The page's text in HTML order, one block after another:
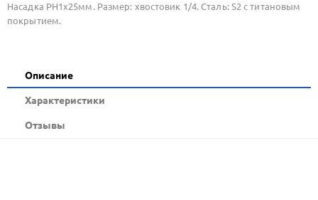
Насадка PH1х25мм. Размер: хвостовик 1/4. Сталь: S2 с титановым
покрытием.
Описание
Xарактеристики
Отзывы